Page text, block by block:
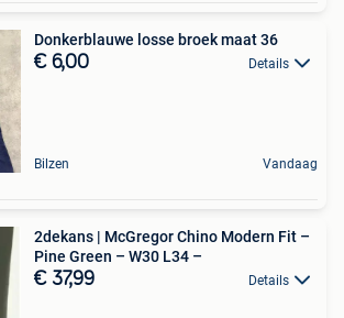
Donkerblauwe losse broek maat 36
€ 6,00 Details
Bilzen Vandaag
2dekans | McGregor Chino Modern Fit –
Pine Green – W30 L34 –
€ 37,99 Details